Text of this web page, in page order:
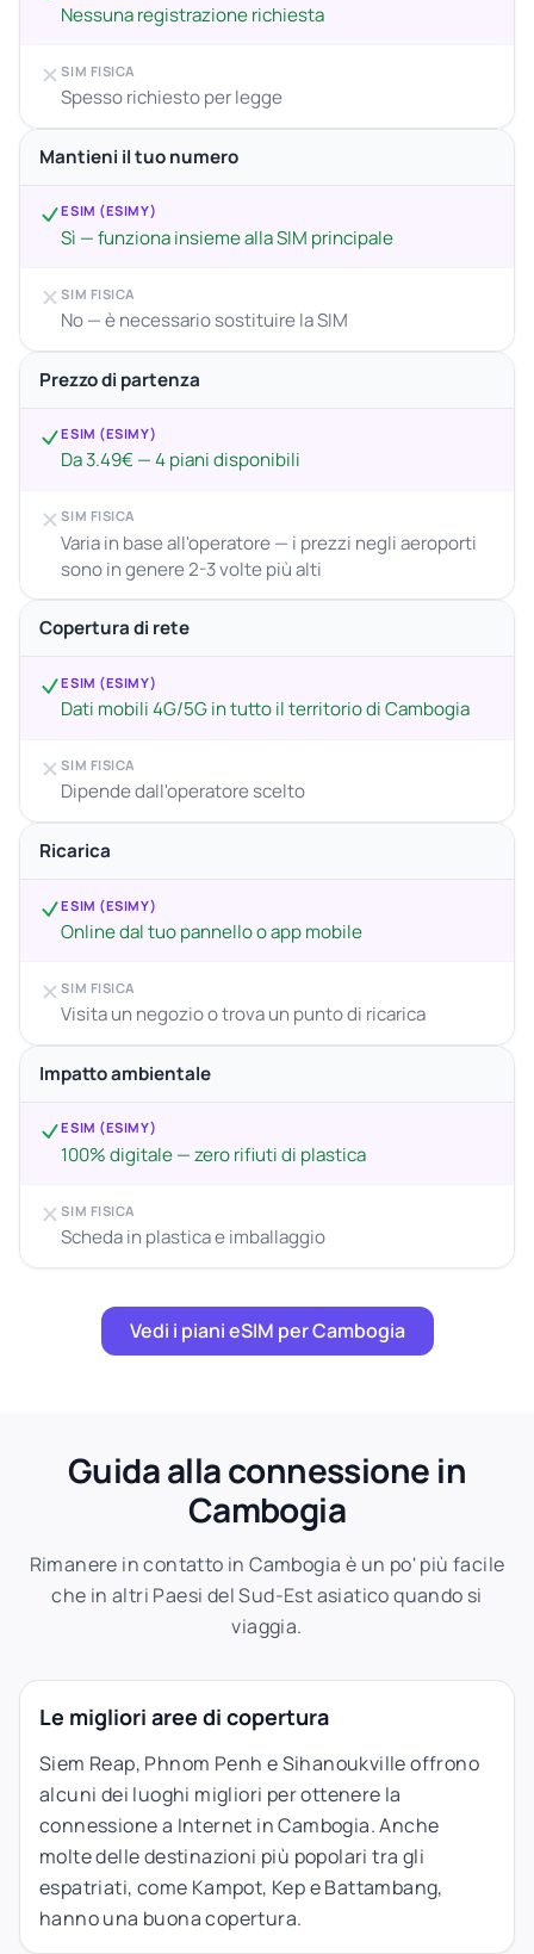
Nessuna registrazione richiesta
SIM FISICA
Spesso richiesto per legge
Mantieni il tuo numero
ESIM (ESIMY)
Sì — funziona insieme alla SIM principale
SIM FISICA
No — è necessario sostituire la SIM
Prezzo di partenza
ESIM (ESIMY)
Da 3.49€ — 4 piani disponibili
SIM FISICA
Varia in base all'operatore — i prezzi negli aeroporti
sono in genere 2-3 volte più alti
Copertura di rete
ESIM (ESIMY)
Dati mobili 4G/5G in tutto il territorio di Cambogia
SIM FISICA
Dipende dall'operatore scelto
Ricarica
ESIM (ESIMY)
Online dal tuo pannello o app mobile
SIM FISICA
Visita un negozio o trova un punto di ricarica
Impatto ambientale
ESIM (ESIMY)
100% digitale — zero rifiuti di plastica
SIM FISICA
Scheda in plastica e imballaggio
Vedi i piani eSIM per Cambogia
Guida alla connessione in
Cambogia
Rimanere in contatto in Cambogia è un po' più facile
che in altri Paesi del Sud-Est asiatico quando si
viaggia.
Le migliori aree di copertura
Siem Reap, Phnom Penh e Sihanoukville offrono
alcuni dei luoghi migliori per ottenere la
connessione a Internet in Cambogia. Anche
molte delle destinazioni più popolari tra gli
espatriati, come Kampot, Kep e Battambang,
hanno una buona copertura.